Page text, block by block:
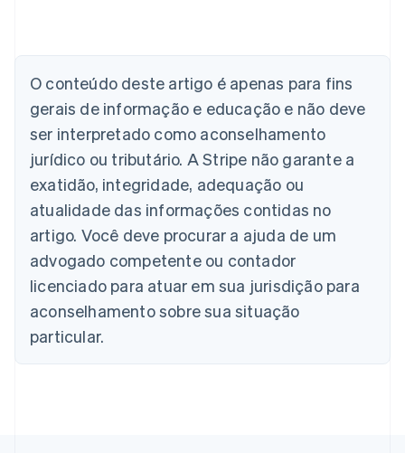
O conteúdo deste artigo é apenas para fins
gerais de informação e educação e não deve
ser interpretado como aconselhamento
jurídico ou tributário. A Stripe não garante a
exatidão, integridade, adequação ou
atualidade das informações contidas no
artigo. Você deve procurar a ajuda de um
advogado competente ou contador
licenciado para atuar em sua jurisdição para
aconselhamento sobre sua situação
particular.
Austrália
English
Áustria
DeutschEnglish
Bélgica
Brasil
PortuguêsEnglish
Bulgária
Canadá
EnglishFrançais
China continental
简体中文English
Chipre
English
Croácia
EnglishItaliano